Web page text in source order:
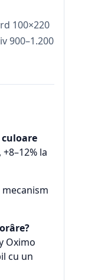
100×220
900–1.200
la
mecanism
Oximo
cu un